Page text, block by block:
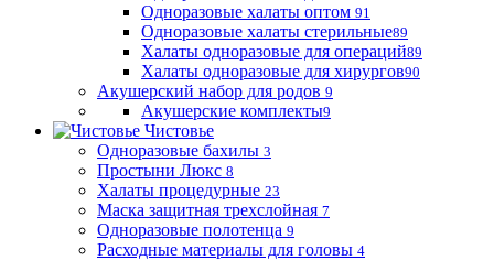
Одноразовые халаты оптом 91
Одноразовые халаты стерильные89
Халаты одноразовые для операций89
Халаты одноразовые для хирургов90
Акушерский набор для родов 9
Акушерские комплекты9
Чистовье
Одноразовые бахилы 3
Простыни Люкс 8
Халаты процедурные 23
Маска защитная трехслойная 7
Одноразовые полотенца 9
Расходные материалы для головы 4